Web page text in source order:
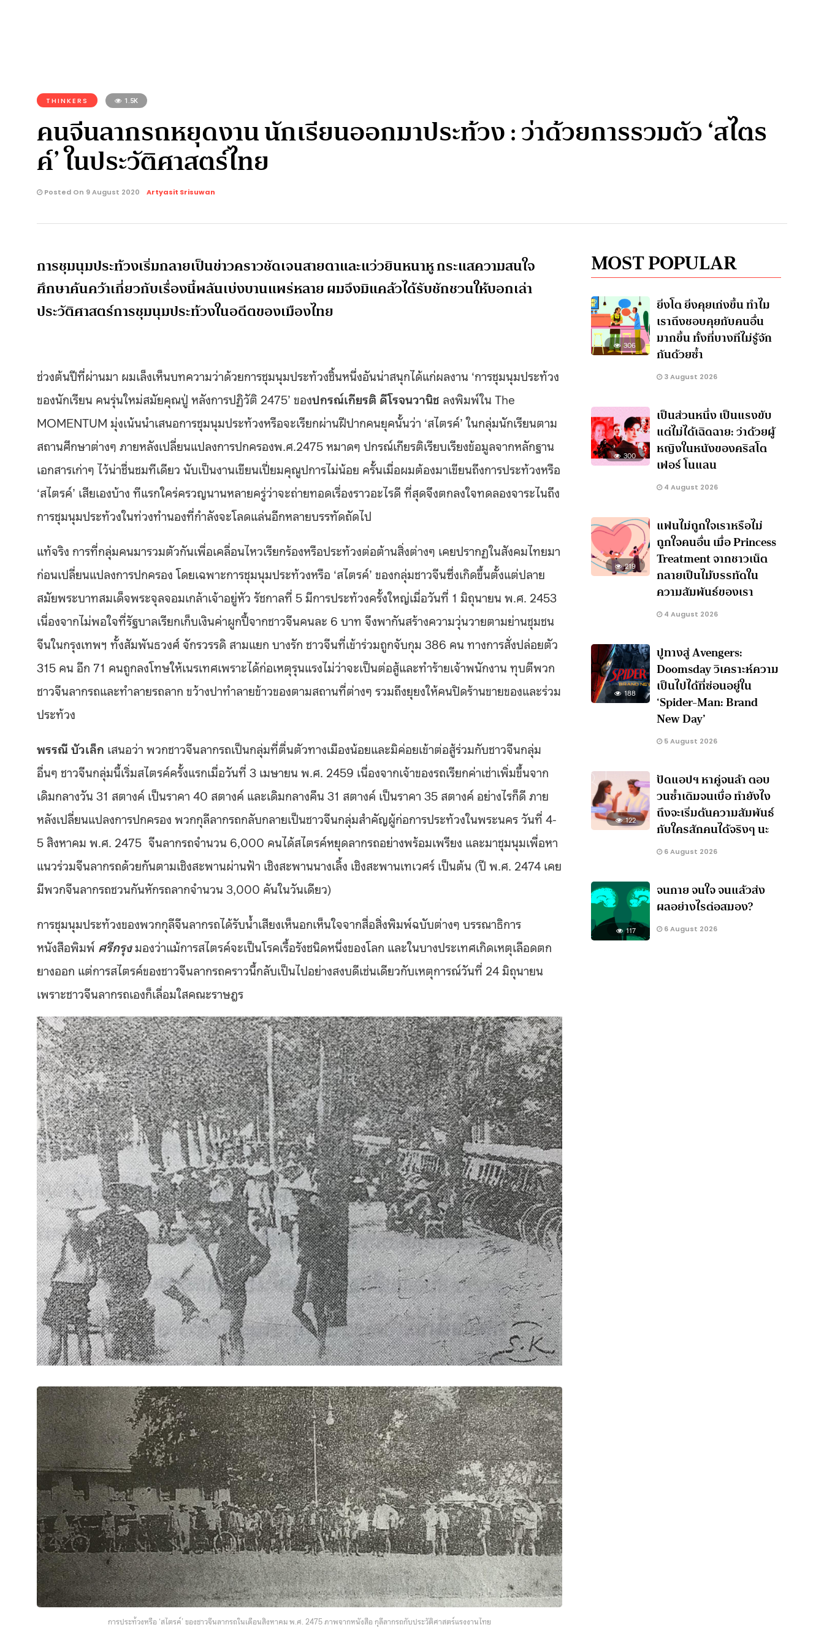
THINKERS 1.5K
คนจีนลากรถหยุดงาน นักเรียนออกมาประท้วง : ว่าด้วยการรวมตัว ‘สไตร
ค์’ ในประวัติศาสตร์ไทย
Posted On 9 August 2020 Artyasit Srisuwan
การชุมนุมประท้วงเริ่มกลายเป็นข่าวคราวชัดเจนสายตาและแว่วยินหนาหู กระแสความสนใจ
ศึกษาค้นคว้าเกี่ยวกับเรื่องนี้พลันเบ่งบานแพร่หลาย ผมจึงมิแคล้วได้รับชักชวนให้บอกเล่า
ประวัติศาสตร์การชุมนุมประท้วงในอดีตของเมืองไทย
ช่วงต้นปีที่ผ่านมา ผมเล็งเห็นบทความว่าด้วยการชุมนุมประท้วงชิ้นหนึ่งอันน่าสนุกได้แก่ผลงาน ‘การชุมนุมประท้วง
ของนักเรียน คนรุ่นใหม่สมัยคุณปู่ หลังการปฏิวัติ 2475’ ของปกรณ์เกียรติ ดีโรจนวานิช ลงพิมพ์ใน The
MOMENTUM มุ่งเน้นนำเสนอการชุมนุมประท้วงหรือจะเรียกผ่านฝีปากคนยุคนั้นว่า ‘สไตรค์’ ในกลุ่มนักเรียนตาม
สถานศึกษาต่างๆ ภายหลังเปลี่ยนแปลงการปกครองพ.ศ.2475 หมาดๆ ปกรณ์เกียรติเรียบเรียงข้อมูลจากหลักฐาน
เอกสารเก่าๆ ไว้น่าชื่นชมทีเดียว นับเป็นงานเขียนเปี่ยมคุณูปการไม่น้อย ครั้นเมื่อผมต้องมาเขียนถึงการประท้วงหรือ
‘สไตรค์’ เสียเองบ้าง ทีแรกใคร่ครวญนานหลายครู่ว่าจะถ่ายทอดเรื่องราวอะไรดี ที่สุดจึงตกลงใจทดลองจาระไนถึง
การชุมนุมประท้วงในท่วงทำนองที่กำลังจะโลดแล่นอีกหลายบรรทัดถัดไป
แท้จริง การที่กลุ่มคนมารวมตัวกันเพื่อเคลื่อนไหวเรียกร้องหรือประท้วงต่อต้านสิ่งต่างๆ เคยปรากฏในสังคมไทยมา
ก่อนเปลี่ยนแปลงการปกครอง โดยเฉพาะการชุมนุมประท้วงหรือ ‘สไตรค์’ ของกลุ่มชาวจีนซึ่งเกิดขึ้นตั้งแต่ปลาย
สมัยพระบาทสมเด็จพระจุลจอมเกล้าเจ้าอยู่หัว รัชกาลที่ 5 มีการประท้วงครั้งใหญ่เมื่อวันที่ 1 มิถุนายน พ.ศ. 2453
เนื่องจากไม่พอใจที่รัฐบาลเรียกเก็บเงินค่าผูกปี้จากชาวจีนคนละ 6 บาท จึงพากันสร้างความวุ่นวายตามย่านชุมชน
จีนในกรุงเทพฯ ทั้งสัมพันธวงศ์ จักรวรรดิ สามแยก บางรัก ชาวจีนที่เข้าร่วมถูกจับกุม 386 คน ทางการสั่งปล่อยตัว
315 คน อีก 71 คนถูกลงโทษให้เนรเทศเพราะได้ก่อเหตุรุนแรงไม่ว่าจะเป็นต่อสู้และทำร้ายเจ้าพนักงาน ทุบตีพวก
ชาวจีนลากรถและทำลายรถลาก ขว้างปาทำลายข้าวของตามสถานที่ต่างๆ รวมถึงยุยงให้คนปิดร้านขายของและร่วม
ประท้วง
พรรณี บัวเล็ก เสนอว่า พวกชาวจีนลากรถเป็นกลุ่มที่ตื่นตัวทางเมืองน้อยและมิค่อยเข้าต่อสู้ร่วมกับชาวจีนกลุ่ม
อื่นๆ ชาวจีนกลุ่มนี้เริ่มสไตรค์ครั้งแรกเมื่อวันที่ 3 เมษายน พ.ศ. 2459 เนื่องจากเจ้าของรถเรียกค่าเช่าเพิ่มขึ้นจาก
เดิมกลางวัน 31 สตางค์ เป็นราคา 40 สตางค์ และเดิมกลางคืน 31 สตางค์ เป็นราคา 35 สตางค์ อย่างไรก็ดี ภาย
หลังเปลี่ยนแปลงการปกครอง พวกกุลีลากรถกลับกลายเป็นชาวจีนกลุ่มสำคัญผู้ก่อการประท้วงในพระนคร วันที่ 4-
5 สิงหาคม พ.ศ. 2475 จีนลากรถจำนวน 6,000 คนได้สไตรค์หยุดลากรถอย่างพร้อมเพรียง และมาชุมนุมเพื่อหา
แนวร่วมจีนลากรถด้วยกันตามเชิงสะพานผ่านฟ้า เชิงสะพานนางเลิ้ง เชิงสะพานเทเวศร์ เป็นต้น (ปี พ.ศ. 2474 เคย
มีพวกจีนลากรถชวนกันหักรถลากจำนวน 3,000 คันในวันเดียว)
การชุมนุมประท้วงของพวกกุลีจีนลากรถได้รับน้ำเสียงเห็นอกเห็นใจจากสื่อสิ่งพิมพ์ฉบับต่างๆ บรรณาธิการ
หนังสือพิมพ์ ศรีกรุงมองว่าแม้การสไตรค์จะเป็นโรคเรื้อรังชนิดหนึ่งของโลก และในบางประเทศเกิดเหตุเลือดตก
ยางออก แต่การสไตรค์ของชาวจีนลากรถคราวนี้กลับเป็นไปอย่างสงบดีเช่นเดียวกับเหตุการณ์วันที่ 24 มิถุนายน
เพราะชาวจีนลากรถเองก็เลื่อมใสคณะราษฎร
การประท้วงหรือ ‘สไตรค์’ ของชาวจีนลากรถในเดือนสิงหาคม พ.ศ. 2475 ภาพจากหนังสือ กุลีลากรถกับประวัติศาสตร์แรงงานไทย
MOST POPULAR
306
ยิ่งโต ยิ่งคุยเก่งขึ้น ทำไม
เราถึงชอบคุยกับคนอื่น
มากขึ้น ทั้งที่บางทีไม่รู้จัก
กันด้วยซ้ำ
3 August 2026
300
เป็นส่วนหนึ่ง เป็นแรงขับ
แต่ไม่ได้เฉิดฉาย: ว่าด้วยผู้
หญิงในหนังของคริสโต
เฟอร์ โนแลน
4 August 2026
219
แฟนไม่ถูกใจเราหรือไม่
ถูกใจคนอื่น เมื่อ Princess
Treatment จากชาวเน็ต
กลายเป็นไม้บรรทัดใน
ความสัมพันธ์ของเรา
4 August 2026
188
ปูทางสู่ Avengers:
Doomsday วิเคราะห์ความ
เป็นไปได้ที่ซ่อนอยู่ใน
‘Spider-Man: Brand
New Day’
5 August 2026
122
ปัดแอปฯ หาคู่จนล้า ตอบ
วนซ้ำเดิมจนเบื่อ ทำยังไง
ถึงจะเริ่มต้นความสัมพันธ์
กับใครสักคนได้จริงๆ นะ
6 August 2026
117
จนกาย จนใจ จนแล้วส่ง
ผลอย่างไรต่อสมอง?
6 August 2026